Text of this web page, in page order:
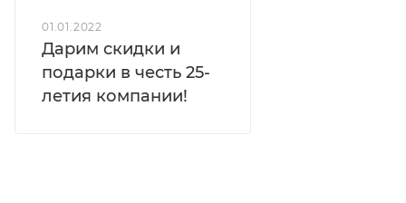
01.01.2022
Дарим скидки и
подарки в честь 25-
летия компании!